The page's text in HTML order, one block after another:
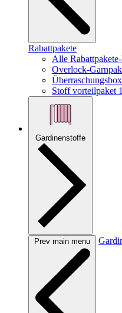
Rabattpakete
Alle
Overlock-
Stoff vorteilpaket
Gardinenstoffe
Prev main menu